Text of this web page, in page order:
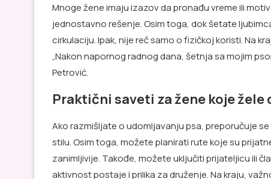
Mnoge žene imaju izazov da pronađu vreme ili
jednostavno rešenje. Osim toga, dok šetate
cirkulaciju. Ipak, nije reč samo o fizičkoj koristi. Na
„Nakon napornog radnog dana, šetnja sa mojim
Petrović.
Praktični saveti za žene koje žele
Ako razmišljate o udomljavanju psa, preporučuje
stilu. Osim toga, možete planirati rute koje su
zanimljivije. Takođe, možete uključiti prijateljicu ili
aktivnost postaje i prilika za druženje. Na kraju,